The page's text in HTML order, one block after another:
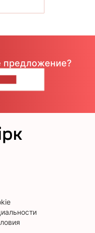
предложение?